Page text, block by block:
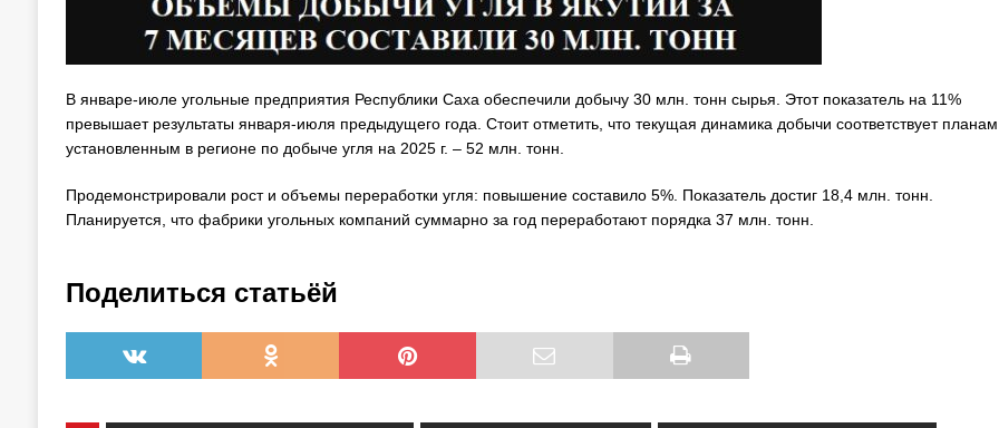
В январе-июле угольные предприятия Республики Саха обеспечили добычу 30 млн. тонн сырья. Этот показатель на 11%
превышает результаты января-июля предыдущего года. Стоит отметить, что текущая динамика добычи соответствует
установленным в регионе по добыче угля на 2025 г. – 52 млн. тонн.
Продемонстрировали рост и объемы переработки угля: повышение составило 5%. Показатель достиг 18,4 млн. тонн.
Планируется, что фабрики угольных компаний суммарно за год переработают порядка 37 млн. тонн.
Поделиться статьёй